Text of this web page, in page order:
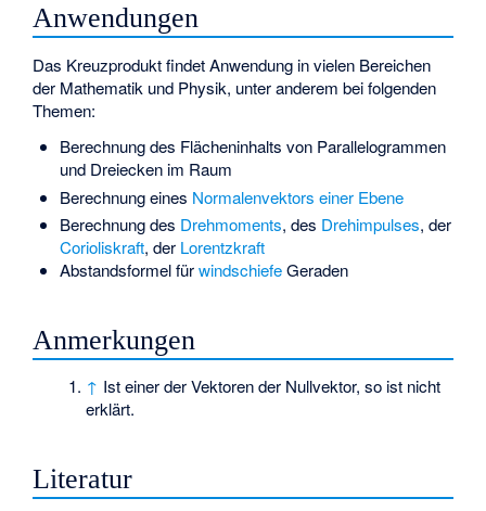
Anwendungen
Das Kreuzprodukt findet Anwendung in vielen Bereichen
der Mathematik und Physik, unter anderem bei folgenden
Themen:
Berechnung des Flächeninhalts von Parallelogrammen
und Dreiecken im Raum
Berechnung eines Normalenvektors einer Ebene
Berechnung des Drehmoments, des Drehimpulses, der
Corioliskraft, der Lorentzkraft
Abstandsformel fürwindschiefeGeraden
Anmerkungen
↑ Ist einer der Vektorender Nullvektor, so ist nicht
erklärt.
Literatur